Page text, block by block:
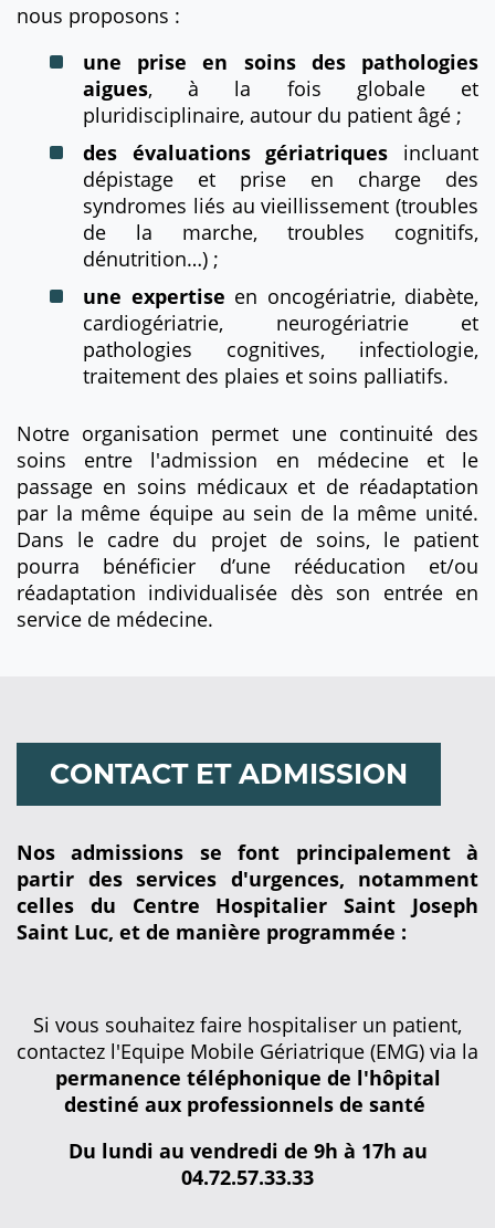
nous proposons :
une prise en soins des pathologies
aigues, à la fois globale et
pluridisciplinaire, autour du patient âgé ;
des évaluations gériatriques incluant
dépistage et prise en charge des
syndromes liés au vieillissement (troubles
de la marche, troubles cognitifs,
dénutrition…) ;
une expertise en oncogériatrie, diabète,
cardiogériatrie, neurogériatrie et
pathologies cognitives, infectiologie,
traitement des plaies et soins palliatifs.
Notre organisation permet une continuité des
soins entre l'admission en médecine et le
passage en soins médicaux et de réadaptation
par la même équipe au sein de la même unité.
Dans le cadre du projet de soins, le patient
pourra bénéficier d’une rééducation et/ou
réadaptation individualisée dès son entrée en
service de médecine.
CONTACT ET ADMISSION
Nos admissions se font principalement à
partir des services d'urgences, notamment
celles du Centre Hospitalier Saint Joseph
Saint Luc, et de manière programmée :
Si vous souhaitez faire hospitaliser un patient,
contactez l'Equipe Mobile Gériatrique (EMG) via la
permanence téléphonique de l'hôpital
destiné aux professionnels de santé
Du lundi au vendredi de 9h à 17h au
04.72.57.33.33